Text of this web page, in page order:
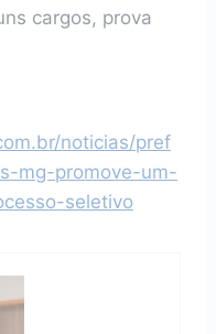
cargos, prova
noticias/pref
mg-promove-um-
seletivo